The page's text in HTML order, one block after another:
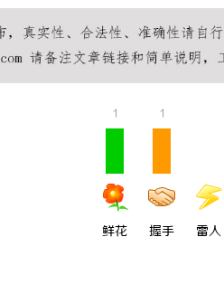
1
鲜花
1
握手 雷人